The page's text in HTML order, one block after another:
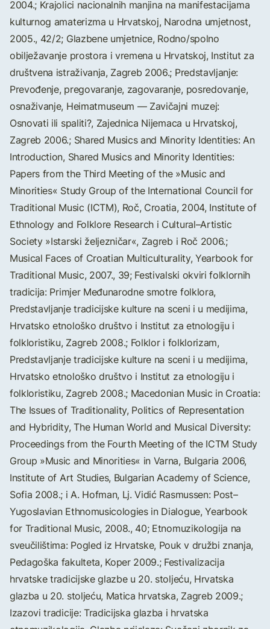
2004.; Krajolici nacionalnih manjina na manifestacijama
kulturnog amaterizma u Hrvatskoj, Narodna umjetnost,
2005., 42/2; Glazbene umjetnice, Rodno/spolno
obilježavanje prostora i vremena u Hrvatskoj, Institut za
društvena istraživanja, Zagreb 2006.; Predstavljanje:
Prevođenje, pregovaranje, zagovaranje, posredovanje,
osnaživanje, Heimatmuseum — Zavičajni muzej:
Osnovati ili spaliti?, Zajednica Nijemaca u Hrvatskoj,
Zagreb 2006.; Shared Musics and Minority Identities: An
Introduction, Shared Musics and Minority Identities:
Papers from the Third Meeting of the »Music and
Minorities« Study Group of the International Council for
Traditional Music (ICTM), Roč, Croatia, 2004, Institute of
Ethnology and Folklore Research i Cultural–Artistic
Society »Istarski željezničar«, Zagreb i Roč 2006.;
Musical Faces of Croatian Multiculturality, Yearbook for
Traditional Music, 2007., 39; Festivalski okviri folklornih
tradicija: Primjer Međunarodne smotre folklora,
Predstavljanje tradicijske kulture na sceni i u medijima,
Hrvatsko etnološko društvo i Institut za etnologiju i
folkloristiku, Zagreb 2008.; Folklor i folklorizam,
Predstavljanje tradicijske kulture na sceni i u medijima,
Hrvatsko etnološko društvo i Institut za etnologiju i
folkloristiku, Zagreb 2008.; Macedonian Music in Croatia:
The Issues of Traditionality, Politics of Representation
and Hybridity, The Human World and Musical Diversity:
Proceedings from the Fourth Meeting of the ICTM Study
Group »Music and Minorities« in Varna, Bulgaria 2006,
Institute of Art Studies, Bulgarian Academy of Science,
Sofia 2008.; i A. Hofman, Lj. Vidić Rasmussen: Post–
Yugoslavian Ethnomusicologies in Dialogue, Yearbook
for Traditional Music, 2008., 40; Etnomuzikologija na
sveučilištima: Pogled iz Hrvatske, Pouk v družbi znanja,
Pedagoška fakulteta, Koper 2009.; Festivalizacija
hrvatske tradicijske glazbe u 20. stoljeću, Hrvatska
glazba u 20. stoljeću, Matica hrvatska, Zagreb 2009.;
Izazovi tradicije: Tradicijska glazba i hrvatska